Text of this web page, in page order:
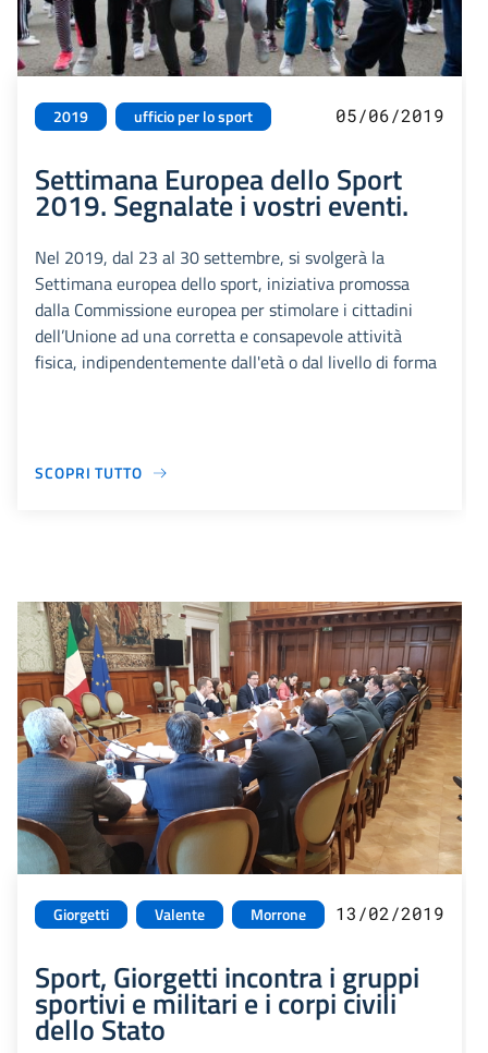
2019 ufficio per lo sport 05/06/2019
Settimana Europea dello Sport
2019. Segnalate i vostri eventi.
Nel 2019, dal 23 al 30 settembre, si svolgerà la
Settimana europea dello sport, iniziativa promossa
dalla Commissione europea per stimolare i cittadini
dell’Unione ad una corretta e consapevole attività
fisica, indipendentemente dall'età o dal livello di forma
SCOPRI TUTTO
Giorgetti Valente Morrone 13/02/2019
Sport, Giorgetti incontra i gruppi
sportivi e militari e i corpi civili
dello Stato